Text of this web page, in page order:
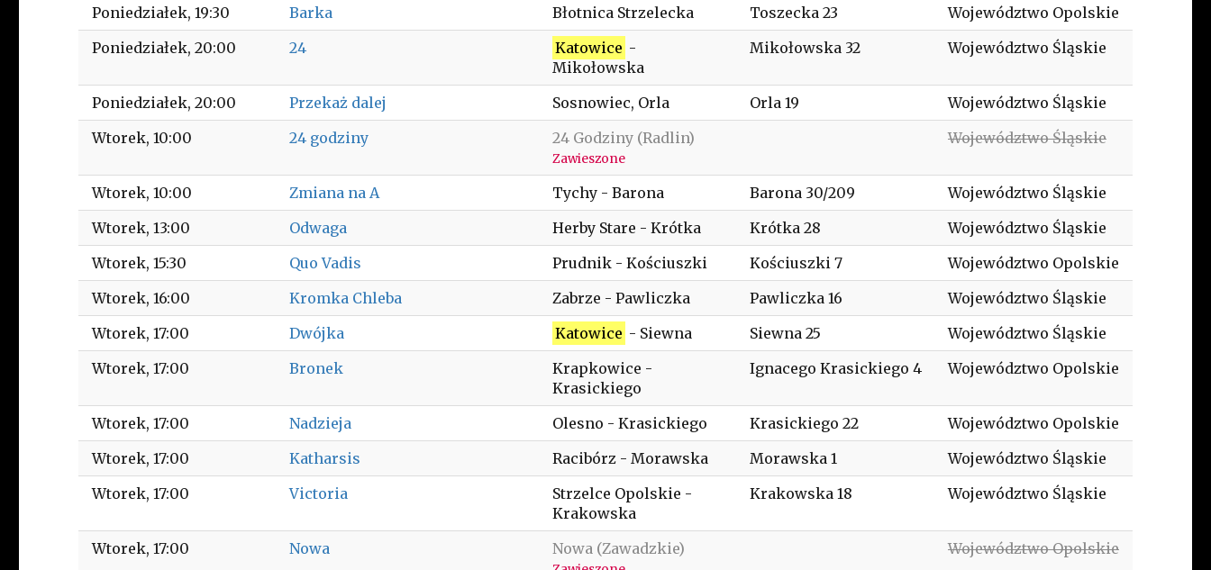
Poniedziałek 19:30 Barka Błotnica Strzelecka Toszecka 23
Województwo Opolskie
Poniedziałek 20:00 24 Katowice -
Mikołowska
Mikołowska 32 Województwo Śląskie
Poniedziałek 20:00 Przekaż dalej Sosnowiec, Orla Orla 19
Województwo Śląskie
Wtorek 10:00 24 godziny 24 Godziny (Radlin)
Zawieszone
Województwo Śląskie
Wtorek 10:00 Zmiana na A Tychy - Barona Barona 30/209
Województwo Śląskie
Wtorek 13:00 Odwaga Herby Stare - Krótka Krótka 28
Województwo Śląskie
Wtorek 15:30 Quo Vadis Prudnik - Kościuszki Kościuszki 7
Województwo Opolskie
Wtorek 16:00 Kromka Chleba Zabrze - Pawliczka Pawliczka 16
Województwo Śląskie
Wtorek 17:00 Dwójka Katowice - Siewna Siewna 25
Województwo Śląskie
Wtorek 17:00 Bronek
Krapkowice -
Krasickiego
Ignacego Krasickiego 4 Województwo Opolskie
Wtorek 17:00 Nadzieja Olesno - Krasickiego Krasickiego 22
Województwo Opolskie
Wtorek 17:00 Katharsis Racibórz - Morawska Morawska 1
Województwo Śląskie
Wtorek 17:00 Victoria
Strzelce Opolskie -
Krakowska
Krakowska 18 Województwo Śląskie
Wtorek 17:00 Nowa Nowa (Zawadzkie) Województwo Opolskie